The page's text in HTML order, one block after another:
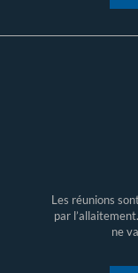
Les réunions
par
ne